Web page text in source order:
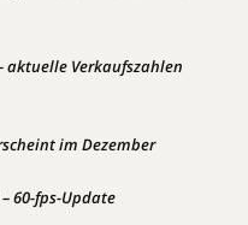
aktuelle Verkaufszahlen
im Dezember
60-fps-Update